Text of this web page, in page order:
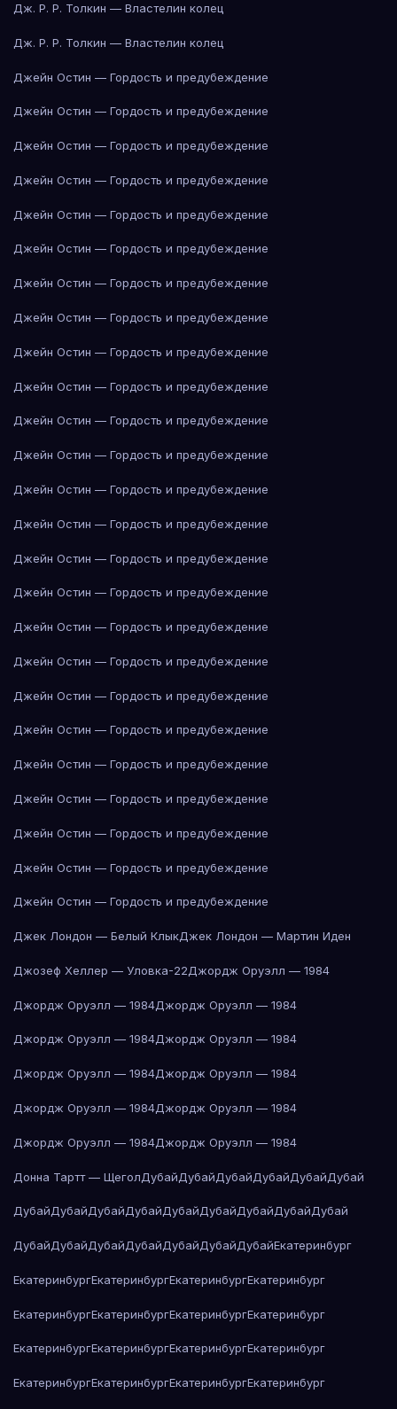
Дж. Р. Р. Толкин — Властелин колец
Дж. Р. Р. Толкин — Властелин колец
Джейн Остин — Гордость и предубеждение
Джейн Остин — Гордость и предубеждение
Джейн Остин — Гордость и предубеждение
Джейн Остин — Гордость и предубеждение
Джейн Остин — Гордость и предубеждение
Джейн Остин — Гордость и предубеждение
Джейн Остин — Гордость и предубеждение
Джейн Остин — Гордость и предубеждение
Джейн Остин — Гордость и предубеждение
Джейн Остин — Гордость и предубеждение
Джейн Остин — Гордость и предубеждение
Джейн Остин — Гордость и предубеждение
Джейн Остин — Гордость и предубеждение
Джейн Остин — Гордость и предубеждение
Джейн Остин — Гордость и предубеждение
Джейн Остин — Гордость и предубеждение
Джейн Остин — Гордость и предубеждение
Джейн Остин — Гордость и предубеждение
Джейн Остин — Гордость и предубеждение
Джейн Остин — Гордость и предубеждение
Джейн Остин — Гордость и предубеждение
Джейн Остин — Гордость и предубеждение
Джейн Остин — Гордость и предубеждение
Джейн Остин — Гордость и предубеждение
Джейн Остин — Гордость и предубеждение
Джек Лондон — Белый КлыкДжек Лондон — Мартин Иден
Джозеф Хеллер — Уловка-22Джордж Оруэлл — 1984
Джордж Оруэлл — 1984Джордж Оруэлл — 1984
Джордж Оруэлл — 1984Джордж Оруэлл — 1984
Джордж Оруэлл — 1984Джордж Оруэлл — 1984
Джордж Оруэлл — 1984Джордж Оруэлл — 1984
Джордж Оруэлл — 1984Джордж Оруэлл — 1984
Донна Тартт — ЩеголДубайДубайДубайДубайДубайДубай
ДубайДубайДубайДубайДубайДубайДубайДубайДубай
ДубайДубайДубайДубайДубайДубайДубайЕкатеринбург
ЕкатеринбургЕкатеринбургЕкатеринбургЕкатеринбург
ЕкатеринбургЕкатеринбургЕкатеринбургЕкатеринбург
ЕкатеринбургЕкатеринбургЕкатеринбургЕкатеринбург
ЕкатеринбургЕкатеринбургЕкатеринбургЕкатеринбург